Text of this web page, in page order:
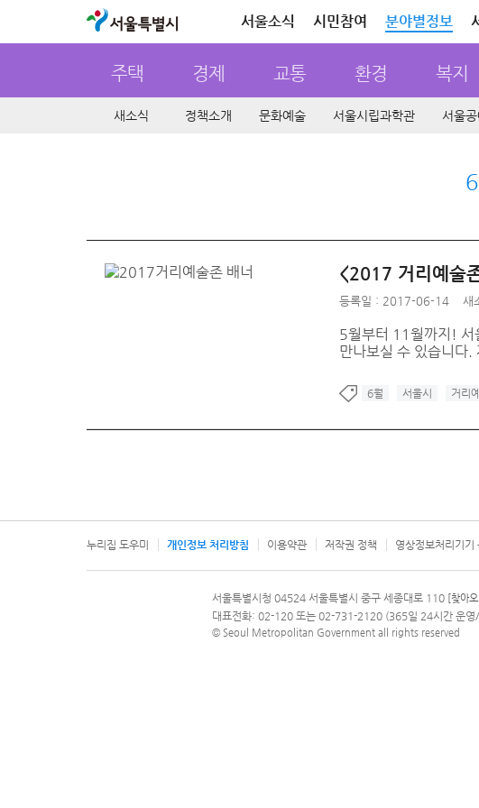
서울특별시 서울소식 시민참여 분야별정보
주택 경제 교통 환경 복지
새소식 정책소개 문화예술 서울시립과학관 서울
<2017 거리예술
등록일 : 2017-06-14 새
5월부터 11월까지! 서
만나보실 수 있습니
6월 서울시 거리
누리집 도우미 개인정보 처리방침 이용약관 저작권 정책 영상정보처리기기
문의 전화번호 120, 120 다산콜재단
서울특별시청 04524 서울특별시 중구 세종대로 110 [찾아
대표전화: 02-120 또는 02-731-2120 (365일 24시간 운영
© Seoul Metropolitan Government all rights reserved